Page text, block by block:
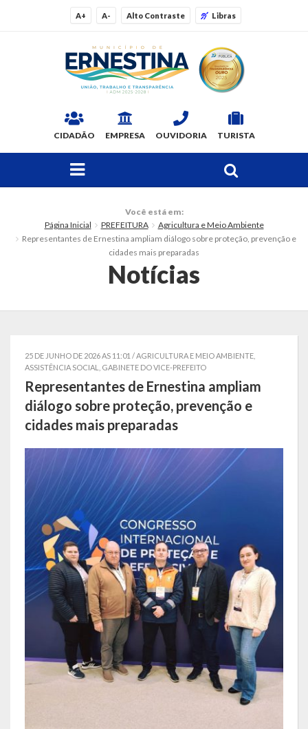
A+ A- Alto Contraste Libras
CIDADÃO EMPRESA OUVIDORIA TURISTA
Dados Gerais
Símbolos
Telefones Úteis
Secretarias
Estrutura organizacional
Administração
Assistência Social
Educação, Cultura, Desporto e Turismo
Sala Multidisciplinar Saber Mais
Escola Municipal de Educação Infantil Dr. Orlando Rojas
Escola Municipal De Ensino Fundamental Educarte
Escola Municipal De Ensino Fundamental João Alfredo Sachser
Escola Municipal De Ensino Fundamental Osvaldo Cruz
Você está em:
Página Inicial
PREFEITURA
Agricultura e Meio Ambiente
Representantes de Ernestina ampliam diálogo sobre proteção, prevenção e
cidades mais preparadas
Notícias
25 DE JUNHO DE 2026 AS 11:01 /AGRICULTURA E MEIO AMBIENTE
ASSISTÊNCIA SOCIAL
GABINETE DO VICE-PREFEITO
Representantes de Ernestina ampliam
diálogo sobre proteção, prevenção e
cidades mais preparadas